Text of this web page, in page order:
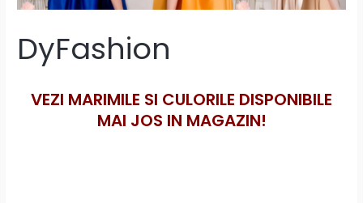
DyFashion
VEZI MARIMILE SI CULORILE DISPONIBILE
MAI JOS IN MAGAZIN!